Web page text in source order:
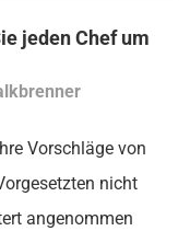
jeden Chef um
Vorschläge von
nicht
angenommen